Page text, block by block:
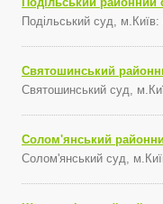
Подільський суд,
Святошинський
Святошинський суд,
Солом'янський
Солом'янський суд,